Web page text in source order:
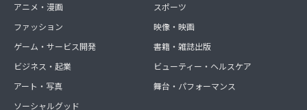
アニメ・漫画
ファッション
ゲーム・サービス開発
ビジネス・起業
アート・写真
ソーシャルグッド
スポーツ
映像・映画
書籍・雑誌出版
ビューティー・ヘルスケア
舞台・パフォーマンス